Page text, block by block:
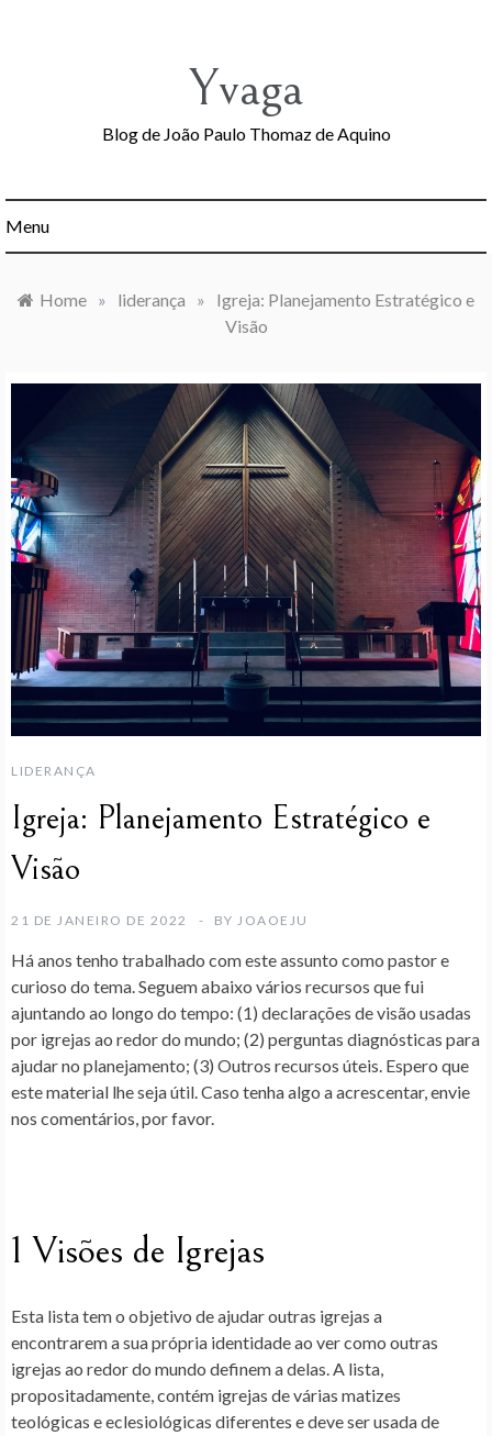
Yvaga
Blog de João Paulo Thomaz de Aquino
Menu
Home » liderança »
Igreja: Planejamento Estratégico e
Visão
LIDERANÇA
Igreja: Planejamento Estratégico e
Visão
21 DE JANEIRO DE 2022 BY JOAOEJU
Há anos tenho trabalhado com este assunto como pastor e
curioso do tema. Seguem abaixo vários recursos que fui
ajuntando ao longo do tempo: (1) declarações de visão usadas
por igrejas ao redor do mundo; (2) perguntas diagnósticas para
ajudar no planejamento; (3) Outros recursos úteis. Espero que
este material lhe seja útil. Caso tenha algo a acrescentar, envie
nos comentários, por favor.
1 Visões de Igrejas
Esta lista tem o objetivo de ajudar outras igrejas a
encontrarem a sua própria identidade ao ver como outras
igrejas ao redor do mundo definem a delas. A lista,
propositadamente, contém igrejas de várias matizes
teológicas e eclesiológicas diferentes e deve ser usada de